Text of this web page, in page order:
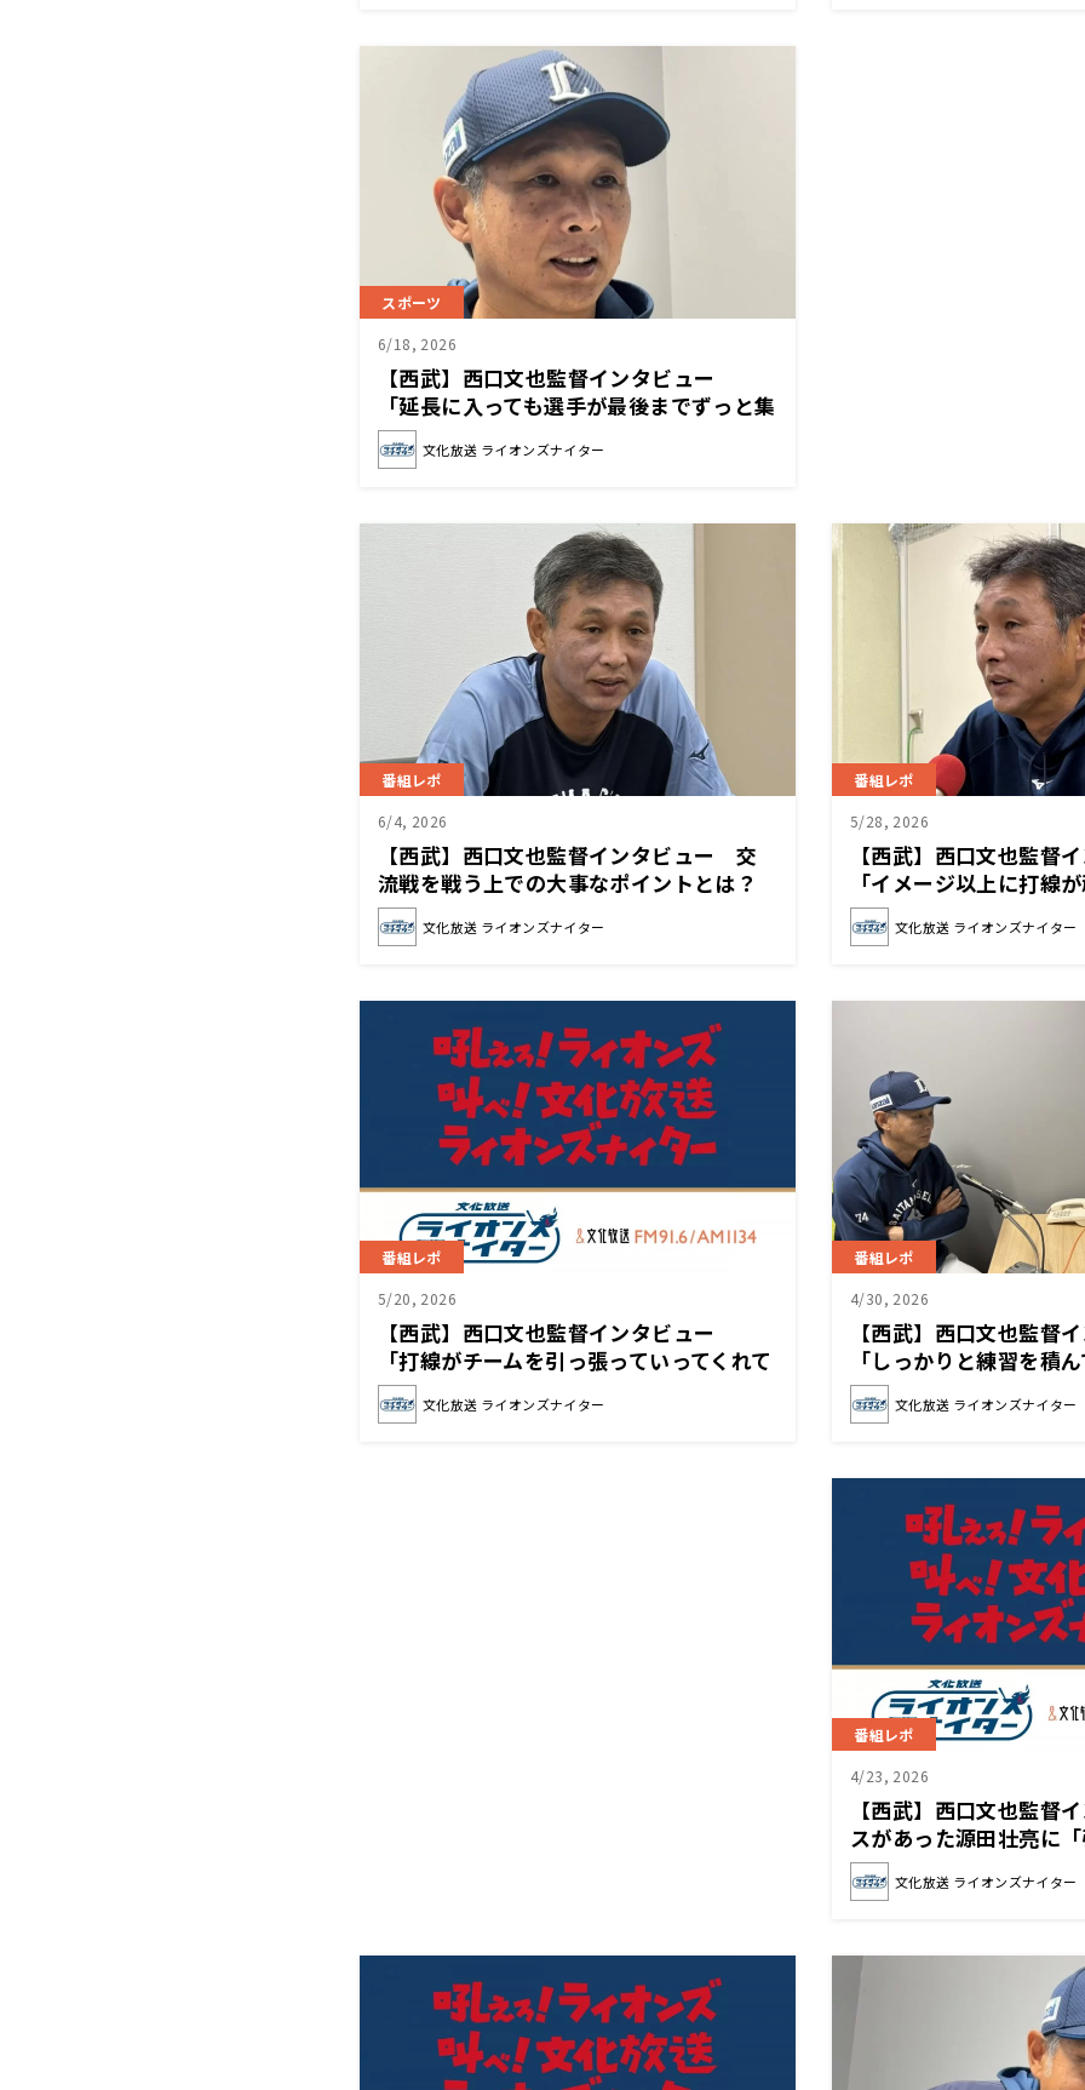
スポーツ
6/18, 2026
【西武】西口文也監督インタビュー
「延長に入っても選手が最後までずっと集
中を切らさずにやってくれている」
文化放送 ライオンズナイター
番組レポ
6/4, 2026
【西武】西口文也監督インタビュー 交
流戦を戦う上での大事なポイントとは？
文化放送 ライオンズナイター
番組レポ
5/28, 2026
【西武】西口文也監督
「イメージ以上に打線
る」
文化放送 ライオンズナイター
番組レポ
5/20, 2026
【西武】西口文也監督インタビュー
「打線がチームを引っ張っていってくれて
いる」
文化放送 ライオンズナイター
番組レポ
4/30, 2026
【西武】西口文也監督
「しっかりと練習を積
ていきたい」
文化放送 ライオンズナイター
番組レポ
4/23, 2026
【西武】西口文也監督
スがあった源田壮亮に
くれる存在であり続けて
文化放送 ライオンズナイター